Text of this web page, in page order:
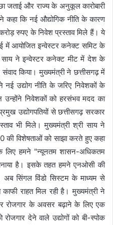
जताई और राज्य के अनुकूल कारोबारी
कहा कि नई औद्योगिक नीति के कारण
रुपए के निवेश प्रस्ताव मिले हैं। ये
में आयोजित इन्वेस्टर कनेक्ट समिट के
साय ने इन्वेस्टर कनेक्ट मीट में देश के
किया। मुख्यमंत्री ने छत्तीसगढ़ में
उद्योग नीति के जरिए निवेशकों के
उन्होंने निवेशकों को हरसंभव मदद का
उद्योगपतियों से छत्तीसगढ़ सरकार
भी मिले। मुख्यमंत्री श्री साय ने
की विशेषताओं को साझा करते हुए कहा
लिए हमने "न्यूनतम शासन-अधिकतम
है। इसके तहत हमने एनओसी की
अब सिंगल विंडो सिस्टम के माध्यम से
राहत मिल रही है। मुख्यमंत्री ने
रोजगार के अवसर बढ़ाने के लिए एक
देने वाले उद्योगों को बी-स्पोक